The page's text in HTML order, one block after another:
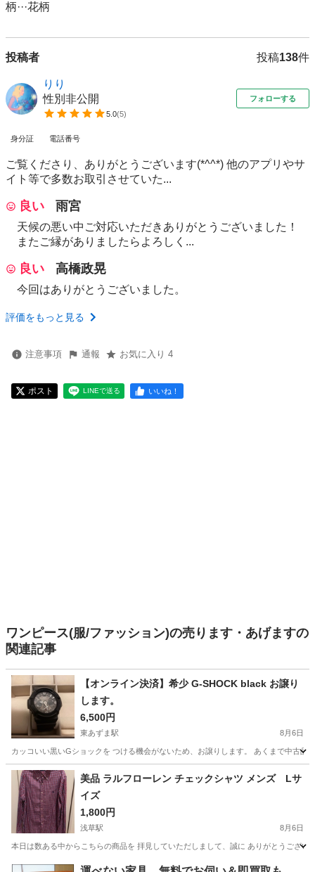
柄···花柄
投稿者 投稿138件
りり
性別非公開
5.0(5)
フォローする
身分証 電話番号
ご覧くださり、ありがとうございます(*^^*) 他のアプリやサ
イト等で多数お取引させていた...
良い 雨宮
天候の悪い中ご対応いただきありがとうございました！
またご縁がありましたらよろしく...
良い 高橋政晃
今回はありがとうございました。
評価をもっと見る
注意事項 通報 お気に入り 4
ポスト LINEで送る いいね！
ワンピース(服/ファッション)の売ります・あげますの
関連記事
【オンライン決済】希少 G-SHOCK black お譲り
します。
6,500円
東あずま駅 8月6日
カッコいい黒いGショックを つける機会がないため、お譲りします。 あくまで中古品
東京 墨田区 東あずま駅 アクセサリー SHOCK
美品 ラルフローレン チェックシャツ メンズ Lサ
イズ
1,800円
浅草駅 8月6日
本日は数ある中からこちらの商品を 拝見していただしまして、誠に ありがとうござ
東京 墨田区 浅草駅 シャツ ラルフローレン